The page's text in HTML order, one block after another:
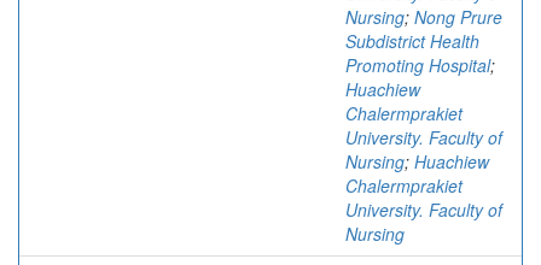
Nursing; Nong Prure
Subdistrict Health
Promoting Hospital;
Huachiew
Chalermprakiet
University. Faculty of
Nursing; Huachiew
Chalermprakiet
University. Faculty of
Nursing